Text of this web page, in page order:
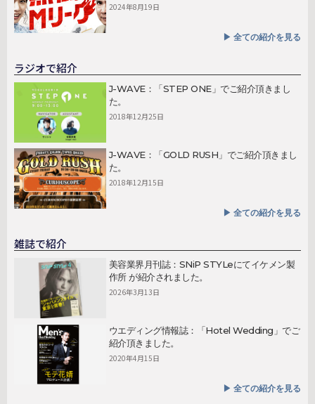
2024年8月19日
▶︎ 全ての紹介を見る
ラジオで紹介
J-WAVE：「STEP ONE」でご紹介頂きまし
た。
2018年12月25日
J-WAVE：「GOLD RUSH」でご紹介頂きまし
た。
2018年12月15日
▶︎ 全ての紹介を見る
雑誌で紹介
美容業界月刊誌：SNiP STYLeにてイケメン製
作所 が紹介されました。
2026年3月13日
ウエディング情報誌：「Hotel Wedding」でご
紹介頂きました。
2020年4月15日
▶︎ 全ての紹介を見る